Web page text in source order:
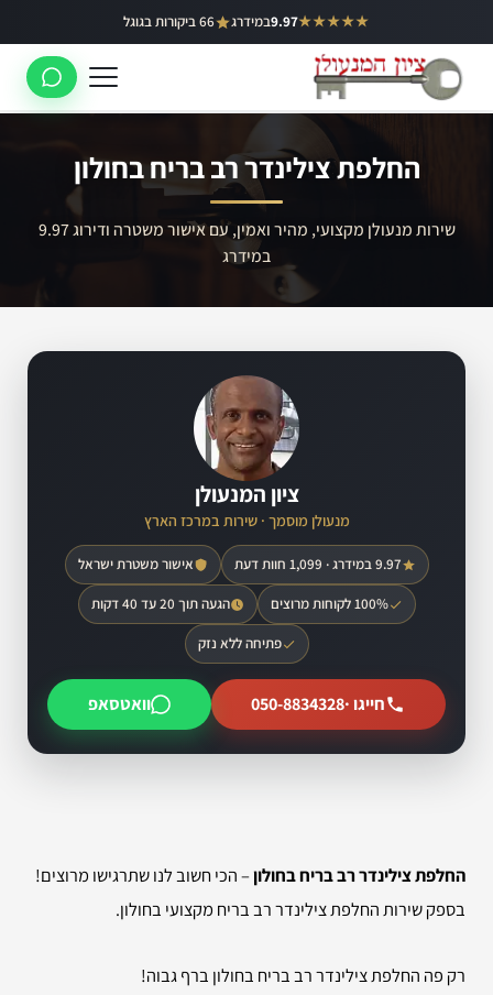
לתוכן
★★★★★
9.97במידרג 66 ביקורות בגוגל באר יעקב
ראשון לציון
לוד
רמלה
החלפת צילינדר רב בריח בחולון
שירות מנעולן מקצועי, מהיר ואמין, עם אישור משטרה ודירוג 9.97
במידרג
ציון המנעולן
מנעולן מוסמך · שירות במרכז הארץ
9.97 במידרג · 1,099 חוות דעת אישור משטרת ישראל
100% לקוחות מרוצים הגעה תוך 20 עד 40 דקות
פתיחה ללא נזק
חייגו ·050-8834328 וואטסאפ
החלפת צילינדר רב בריח בחולון– הכי חשוב לנו שתרגישו מרוצים!
בספק שירות החלפת צילינדר רב בריח מקצועי בחולון.
רק פה החלפת צילינדר רב בריח בחולון ברף גבוה!